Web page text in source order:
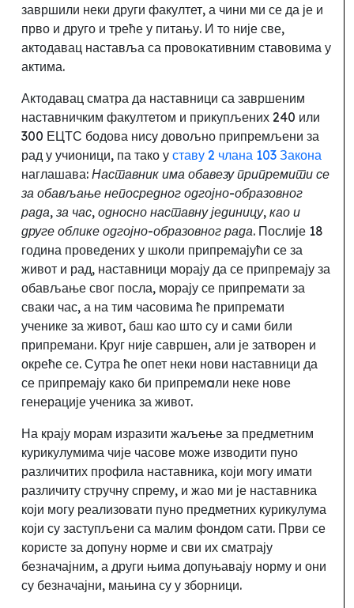
завршили неки други факултет, а чини ми се да је и
прво и друго и треће у питању. И то није све,
актодавац наставља са провокативним ставовима у
актима.
Актодавац сматра да наставници са завршеним
наставничким факултетом и прикупљених 240 или
300 ЕЦТС бодова нису довољно припремљени за
рад у учионици, па тако у ставу 2 члана 103 Закона
наглашава: Наставник има обавезу припремити се
за обављање непосредног одгојно-образовног
рада, за час, односно наставну јединицу, као и
друге облике одгојно-образовног рада. Послије 18
година проведених у школи припремајући се за
живот и рад, наставници морају да се припремају за
обављање свог посла, морају се припремати за
сваки час, а на тим часовима ће припремати
ученике за живот, баш као што су и сами били
припремани. Круг није савршен, али је затворен и
окреће се. Сутра ће опет неки нови наставници да
се припремају како би припремaли неке нове
генерације ученика за живот.
На крају морам изразити жаљење за предметним
курикулумима чије часове може изводити пуно
различитих профила наставника, који могу имати
различиту стручну спрему, и жао ми је наставника
који могу реализовати пуно предметних курикулума
који су заступљени са малим фондом сати. Први се
користе за допуну норме и сви их сматрају
безначајним, а други њима допуњавају норму и они
су безначајни, мањина су у зборници.